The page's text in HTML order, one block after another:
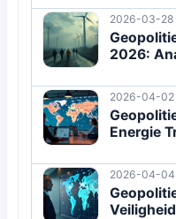
2026-03-28
2026:
2026-04-02
Energie
2026-04-04